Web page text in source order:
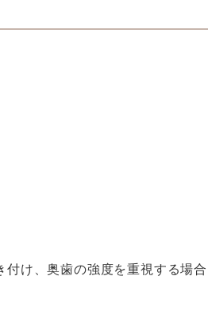
け、奥歯の強度を重視する場